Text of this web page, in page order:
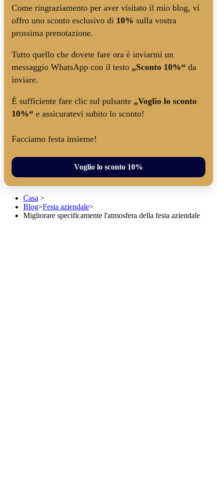
Come ringraziamento per aver visitato il mio blog, vi
offro uno sconto esclusivo di 10% sulla vostra
prossima prenotazione.
Tutto quello che dovete fare ora è inviarmi un
messaggio WhatsApp con il testo „Sconto 10%“ da
inviare.
È sufficiente fare clic sul pulsante „Voglio lo sconto
10%“ e assicuratevi subito lo sconto!
Facciamo festa insieme!
Voglio lo sconto 10%
Casa >
Blog>Festa aziendale>
Migliorare specificamente l'atmosfera della festa aziendale